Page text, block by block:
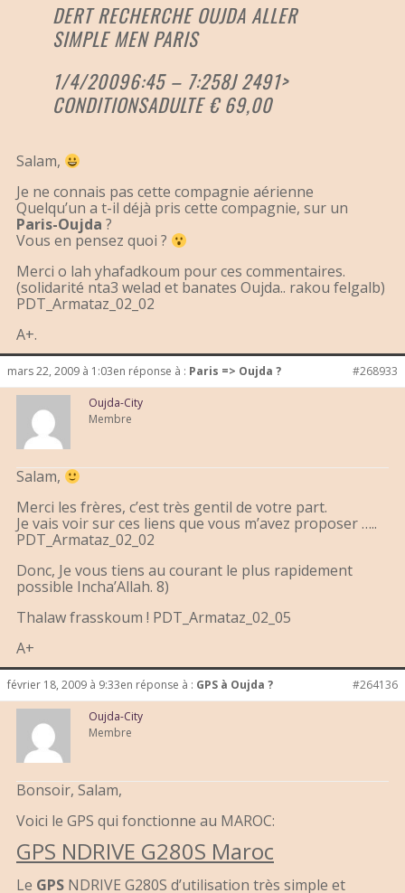
DERT RECHERCHE OUJDA ALLER
SIMPLE MEN PARIS
1/4/20096:45 – 7:258J 2491>
CONDITIONSADULTE € 69,00
Salam,
Je ne connais pas cette compagnie aérienne
Quelqu’un a t-il déjà pris cette compagnie, sur un
Paris-Oujda ?
Vous en pensez quoi ?
Merci o lah yhafadkoum pour ces commentaires.
(solidarité nta3 welad et banates Oujda.. rakou felgalb)
PDT_Armataz_02_02
A+.
mars 22, 2009 à 1:03en réponse à : Paris => Oujda ? #268933
Oujda-City
Membre
Salam,
Merci les frères, c’est très gentil de votre part.
Je vais voir sur ces liens que vous m’avez proposer …..
PDT_Armataz_02_02
Donc, Je vous tiens au courant le plus rapidement
possible Incha’Allah. 8)
Thalaw frasskoum ! PDT_Armataz_02_05
A+
février 18, 2009 à 9:33en réponse à : GPS à Oujda ? #264136
Oujda-City
Membre
Bonsoir, Salam,
Voici le GPS qui fonctionne au MAROC:
GPS NDRIVE G280S Maroc
Le GPS NDRIVE G280S d’utilisation très simple et